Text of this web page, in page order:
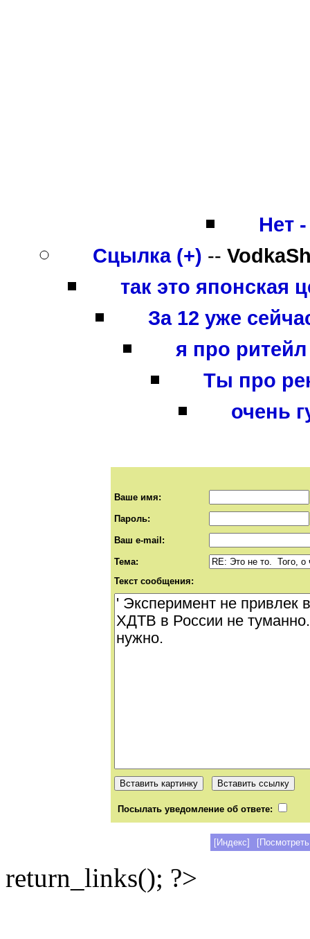
Нет
Сцылка (+) --
так это японская
За 12 уже
я про ритейл
Ты про
очень
Ваше имя:
Пароль:
Ваш e-mail:
Тема:
Текст сообщения:
Посылать уведомление об ответе:
[Индекс]
return_links(); ?>